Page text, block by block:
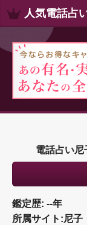
人気電話占
電話占い尼
鑑定歴: --年
所属サイト:尼子